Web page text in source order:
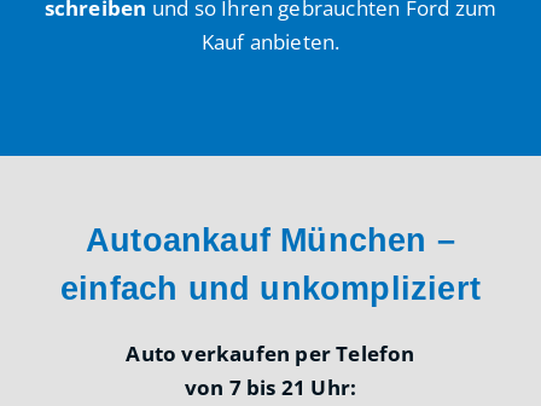
schreiben und so Ihren gebrauchten Ford zum
Kauf anbieten.
Autoankauf München –
einfach und unkompliziert
Auto verkaufen per Telefon
von 7 bis 21 Uhr: